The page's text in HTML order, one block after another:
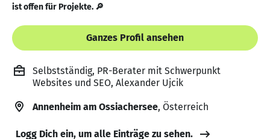
ist offen für Projekte. 🔎
Ganzes Profil ansehen
Selbstständig, PR-Berater mit Schwerpunkt
Websites und SEO, Alexander Ujcik
Annenheim am Ossiachersee, Österreich
Logg Dich ein, um alle Einträge zu sehen.